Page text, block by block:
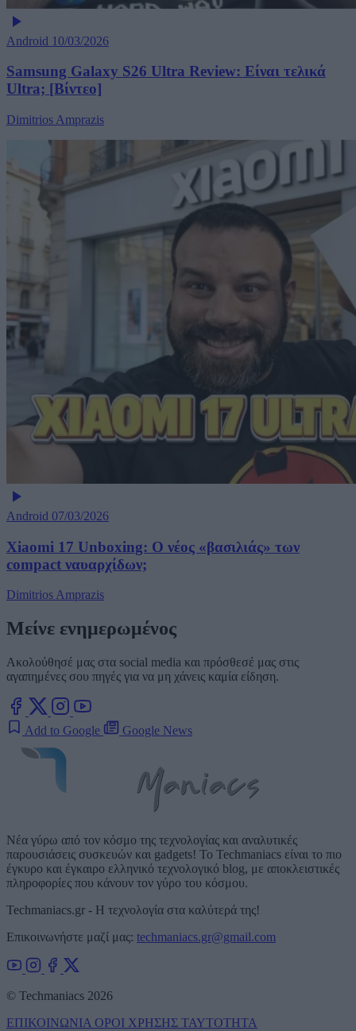
Android 10/03/2026
Samsung Galaxy S26 Ultra Review: Είναι τελικά
Ultra; [Βίντεο]
Dimitrios Amprazis
Android 07/03/2026
Xiaomi 17 Unboxing: Ο νέος «βασιλιάς» των
compact ναυαρχίδων;
Dimitrios Amprazis
Μείνε ενημερωμένος
Ακολούθησέ μας στα social media και πρόσθεσέ μας στις
αγαπημένες σου πηγές για να μη χάνεις καμία είδηση.
Add to Google Google News
Νέα γύρω από τον κόσμο της τεχνολογίας και αναλυτικές
παρουσιάσεις συσκευών και gadgets! Το Techmaniacs είναι το πιο
έγκυρο και έγκαιρο ελληνικό τεχνολογικό blog, με αποκλειστικές
πληροφορίες που κάνουν τον γύρο του κόσμου.
Techmaniacs.gr - Η τεχνολογία στα καλύτερά της!
Επικοινωνήστε μαζί μας: techmaniacs.gr@gmail.com
© Techmaniacs 2026
ΕΠΙΚΟΙΝΩΝΙΑ ΟΡΟΙ ΧΡΗΣΗΣ ΤΑΥΤΟΤΗΤΑ